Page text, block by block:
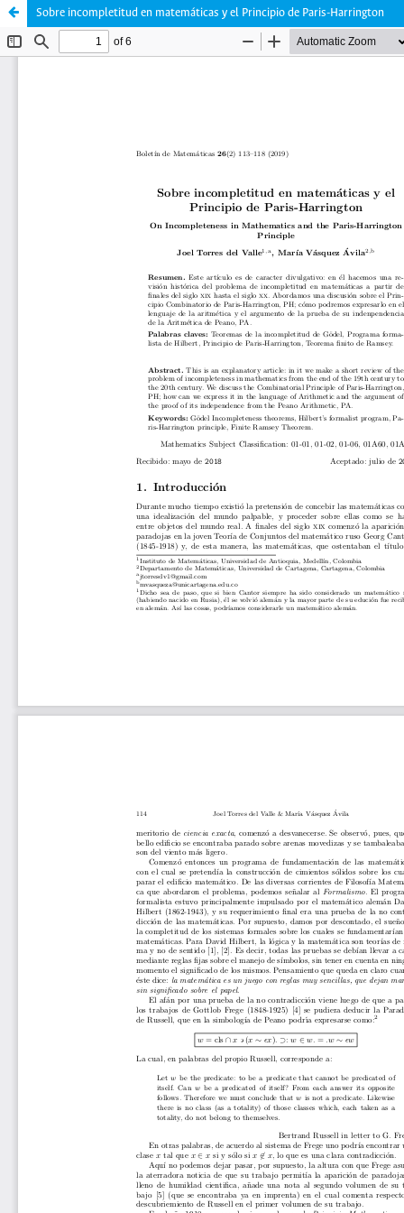
Sobre incompletitud en matemáticas y el Principio de Paris-Harrington